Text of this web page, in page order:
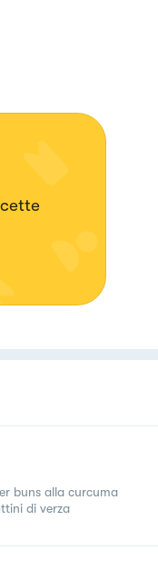
buns alla curcuma
di verza